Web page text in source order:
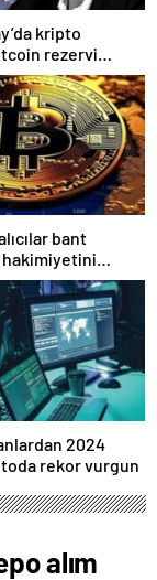
kripto
rezervi
mi?
bant
2024
rekor vurgun
alım